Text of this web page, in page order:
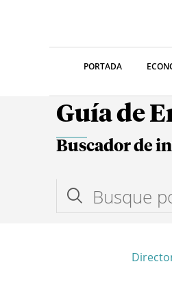
PORTADA
Guía de
Buscador de